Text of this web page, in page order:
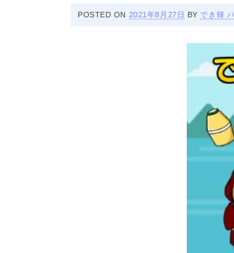
POSTED ON 2021年8月27日 BY でき韓